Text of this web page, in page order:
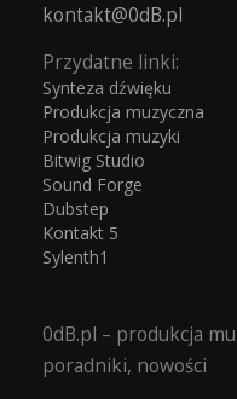
kontakt@0dB.pl
Przydatne linki:
Synteza dźwięku
Produkcja muzyczna
Produkcja muzyki
Bitwig Studio
Sound Forge
Dubstep
Kontakt 5
Sylenth1
0dB.pl – produkcja
poradniki, nowości